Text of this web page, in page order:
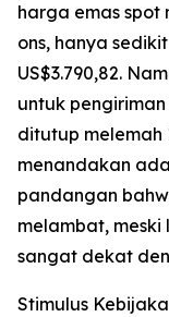
harga emas spot
ons, hanya
US$3.790,82.
untuk
ditutup melemah
menandakan
pandangan
melambat,
sangat dekat
Stimulus